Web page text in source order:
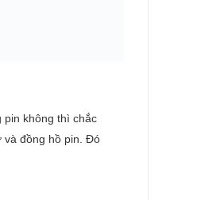
pin không thì chắc
và đồng hồ pin. Đó